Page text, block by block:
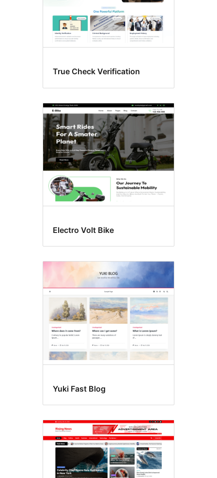
True Check Verification
Electro Volt Bike
Yuki Fast Blog